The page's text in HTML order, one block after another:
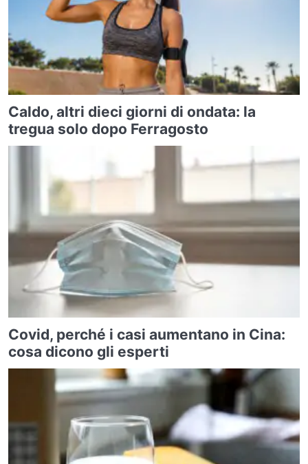
Caldo, altri dieci giorni di ondata: la
tregua solo dopo Ferragosto
Covid, perché i casi aumentano in Cina:
cosa dicono gli esperti